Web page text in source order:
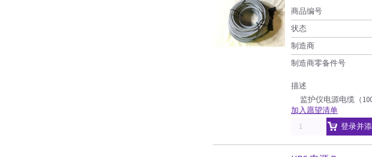
商品编号
状态
制造商
制造商零备件号
描述
监护仪电源电缆（
加入愿望清单
登录并